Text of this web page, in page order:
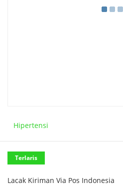
Hipertensi
Terlaris
Lacak Kiriman Via Pos Indonesia